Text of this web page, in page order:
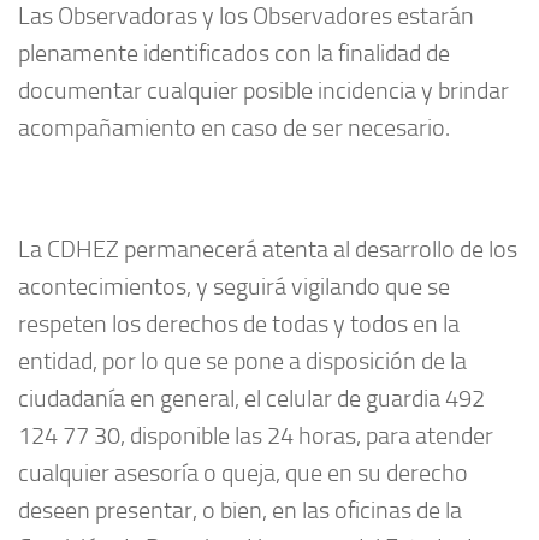
Las Observadoras y los Observadores estarán
plenamente identificados con la finalidad de
documentar cualquier posible incidencia y brindar
acompañamiento en caso de ser necesario.
La CDHEZ permanecerá atenta al desarrollo de los
acontecimientos, y seguirá vigilando que se
respeten los derechos de todas y todos en la
entidad, por lo que se pone a disposición de la
ciudadanía en general, el celular de guardia 492
124 77 30, disponible las 24 horas, para atender
cualquier asesoría o queja, que en su derecho
deseen presentar, o bien, en las oficinas de la